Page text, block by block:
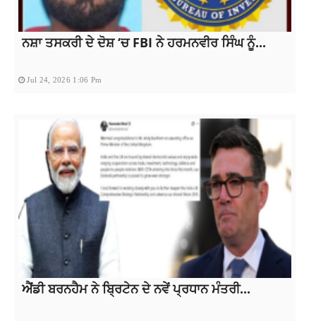
ਨਸ਼ਾ ਤਸਕਰੀ ਦੇ ਦੋਸ਼ ‘ਚ FBI ਨੇ ਹਰਮਨਵੀਰ ਸਿੰਘ ਨੂੰ...
Jul 24, 2026 1:06 Pm
ਐਂਡੀ ਬਰਨਹੈਮ ਨੇ ਬ੍ਰਿਟੇਨ ਦੇ ਨਵੇਂ ਪ੍ਰਧਾਨ ਮੰਤਰੀ...